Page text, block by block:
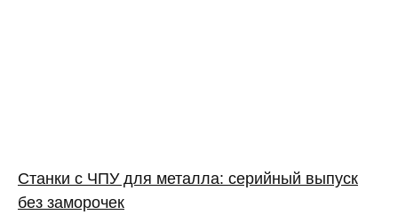
Станки с ЧПУ для металла: серийный выпуск
без заморочек